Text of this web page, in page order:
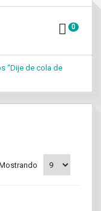
0
“Dije de cola de